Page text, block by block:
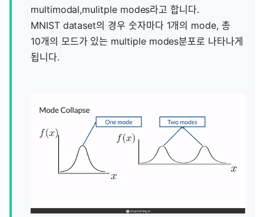
multimodal,mulitple modes라고 합니다.
MNIST dataset의 경우 숫자마다 1개의 mode, 총
10개의 모드가 있는 multiple modes분포로 나타나게
됩니다.